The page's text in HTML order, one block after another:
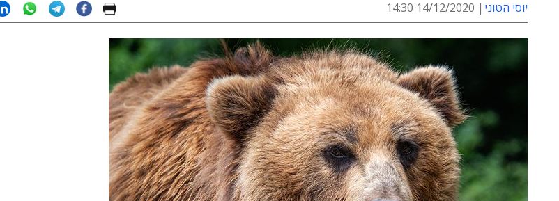
יוסי הטוני 14/12/2020 14:30